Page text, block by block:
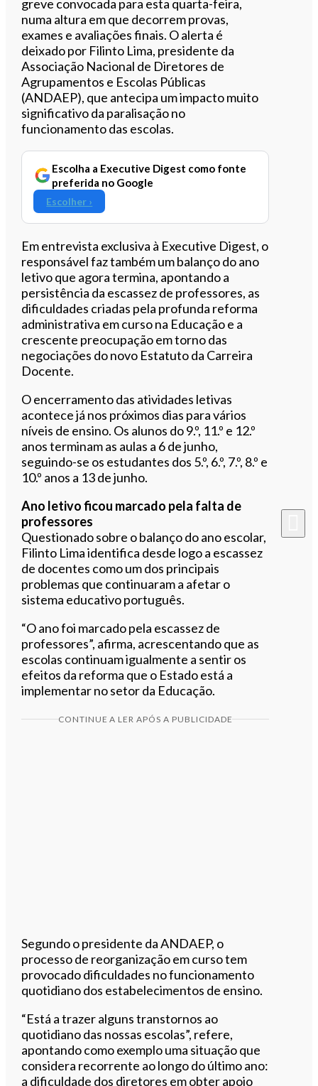
greve convocada para esta quarta-feira,
numa altura em que decorrem provas,
exames e avaliações finais. O alerta é
deixado por Filinto Lima, presidente da
Associação Nacional de Diretores de
Agrupamentos e Escolas Públicas
(ANDAEP), que antecipa um impacto muito
significativo da paralisação no
funcionamento das escolas.
Escolha a Executive Digest como fonte
preferida no Google
Escolher ›
Em entrevista exclusiva à Executive Digest, o
responsável faz também um balanço do ano
letivo que agora termina, apontando a
persistência da escassez de professores, as
dificuldades criadas pela profunda reforma
administrativa em curso na Educação e a
crescente preocupação em torno das
negociações do novo Estatuto da Carreira
Docente.
O encerramento das atividades letivas
acontece já nos próximos dias para vários
níveis de ensino. Os alunos do 9.º, 11.º e 12.º
anos terminam as aulas a 6 de junho,
seguindo-se os estudantes dos 5.º, 6.º, 7.º, 8.º e
10.º anos a 13 de junho.
Ano letivo ficou marcado pela falta de
professores
Questionado sobre o balanço do ano escolar,
Filinto Lima identifica desde logo a escassez
de docentes como um dos principais
problemas que continuaram a afetar o
sistema educativo português.
“O ano foi marcado pela escassez de
professores”, afirma, acrescentando que as
escolas continuam igualmente a sentir os
efeitos da reforma que o Estado está a
implementar no setor da Educação.
CONTINUE A LER APÓS A PUBLICIDADE
Segundo o presidente da ANDAEP, o
processo de reorganização em curso tem
provocado dificuldades no funcionamento
quotidiano dos estabelecimentos de ensino.
“Está a trazer alguns transtornos ao
quotidiano das nossas escolas”, refere,
apontando como exemplo uma situação que
considera recorrente ao longo do último ano:
a dificuldade dos diretores em obter apoio